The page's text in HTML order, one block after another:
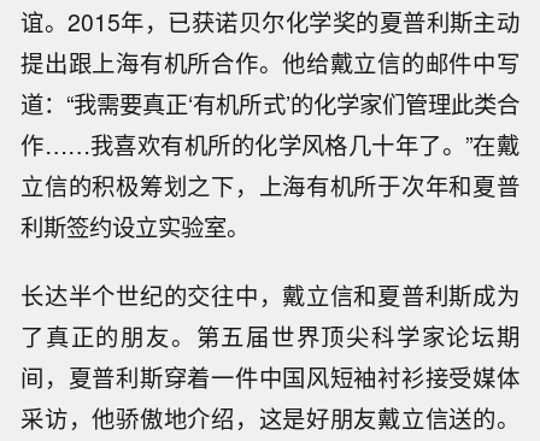
谊。2015年，已获诺贝尔化学奖的夏普利斯主动
提出跟上海有机所合作。他给戴立信的邮件中写
道：“我需要真正‘有机所式’的化学家们管理此类合
作……我喜欢有机所的化学风格几十年了。”在戴
立信的积极筹划之下，上海有机所于次年和夏普
利斯签约设立实验室。
长达半个世纪的交往中，戴立信和夏普利斯成为
了真正的朋友。第五届世界顶尖科学家论坛期
间，夏普利斯穿着一件中国风短袖衬衫接受媒体
采访，他骄傲地介绍，这是好朋友戴立信送的。